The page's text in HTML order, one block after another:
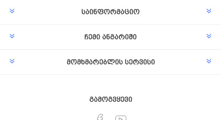
საინფორმაციო
ჩემი ანგარიში
მომხმარებლის სერვისი
გამოგვყევი